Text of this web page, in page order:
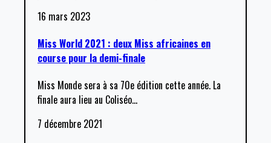
16 mars 2023
Miss World 2021 : deux Miss africaines en
course pour la demi-finale
Miss Monde sera à sa 70e édition cette année. La
finale aura lieu au Coliséo…
7 décembre 2021